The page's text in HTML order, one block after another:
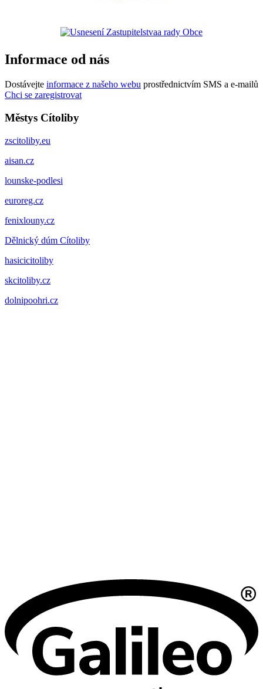
Informace od nás
Dostávejte informace z našeho webu prostřednictvím SMS a e-mailů
Chci se zaregistrovat
Městys Cítoliby
zscitoliby.eu
aisan.cz
lounske-podlesi
euroreg.cz
fenixlouny.cz
Dělnický dúm Cítoliby
hasicicitoliby
skcitoliby.cz
dolnipoohri.cz